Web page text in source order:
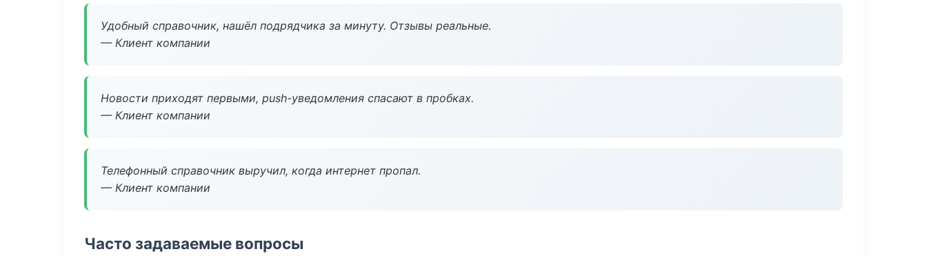
Удобный справочник, нашёл подрядчика за минуту. Отзывы реальные.
— Клиент компании
Новости приходят первыми, push-уведомления спасают в пробках.
— Клиент компании
Телефонный справочник выручил, когда интернет пропал.
— Клиент компании
Часто задаваемые вопросы